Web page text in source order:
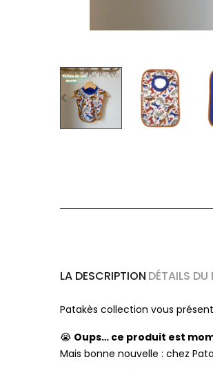
LA DESCRIPTION DÉTAILS DU
Patakès collection vous
😭 Oups… ce produit est
Mais bonne nouvelle : chez